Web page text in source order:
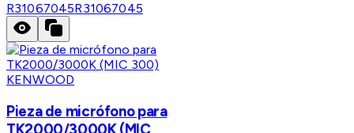
R31067045R31067045
KENWOOD
Pieza de micrófono para